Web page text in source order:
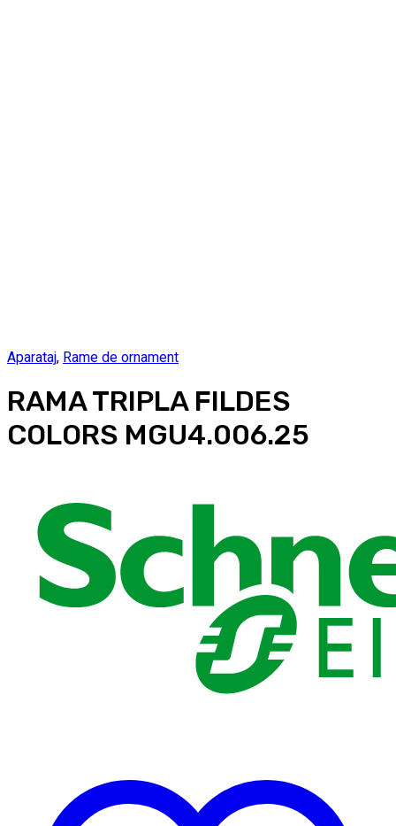
Aparataj, Rame de ornament
RAMA TRIPLA FILDES
COLORS MGU4.006.25